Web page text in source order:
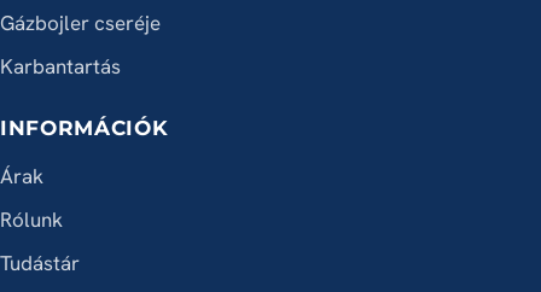
Gázbojler cseréje
Karbantartás
INFORMÁCIÓK
Árak
Rólunk
Tudástár